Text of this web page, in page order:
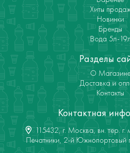
Хиты
Новинки
Бренды
Вода 5л-
Разделы
О
Доставка и
Контакты
Контактная
115432, г. Москва, вн. тер. г.
Печатники, 2-й Южнопортовый